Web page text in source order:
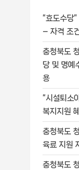
“효도수당
– 자격 조
충청북도
당 및 명예
용
“시설퇴소
복지지원
충청북도
육료 지원
충청북도